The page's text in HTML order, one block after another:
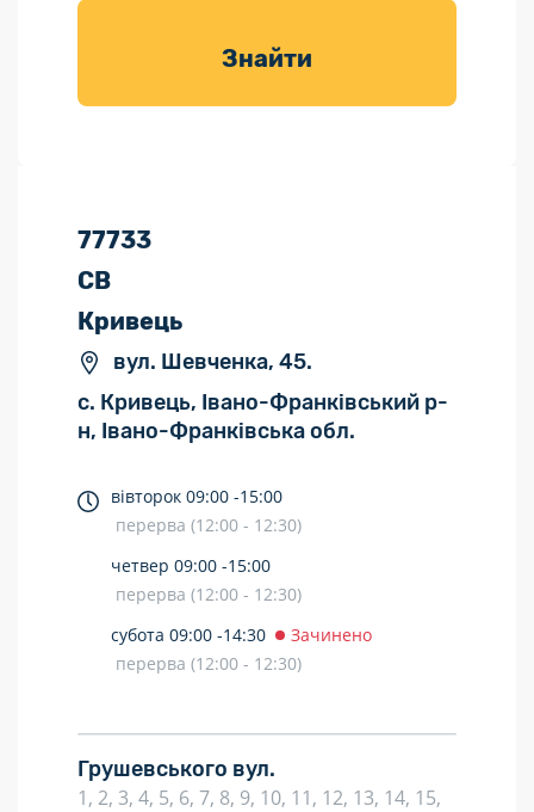
товарів для
Знайти
77733
СВ
Кривець
вул. Шевченка, 45.
с. Кривець, Івано-Франківський р-
н, Івано-Франківська обл.
вівторок 09:00 -15:00
перерва (12:00 - 12:30)
четвер 09:00 -15:00
перерва (12:00 - 12:30)
субота 09:00 -14:30
Зачинено
перерва (12:00 - 12:30)
Грушевського вул.
1, 2, 3, 4, 5, 6, 7, 8, 9, 10, 11, 12, 13, 14, 15,